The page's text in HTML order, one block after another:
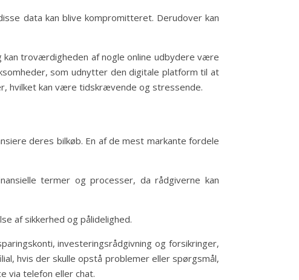
data kan blive kompromitteret. Derudover kan
kan troværdigheden af nogle online udbydere være
som udnytter den digitale platform til at
hvilket kan være tidskrævende og stressende.
deres bilkøb. En af de mest markante fordele
termer og processer, da rådgiverne kan
af sikkerhed og pålidelighed.
investeringsrådgivning og forsikringer,
hvis der skulle opstå problemer eller spørgsmål,
via telefon eller chat.